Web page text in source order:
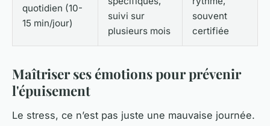
quotidien (10-
15 min/jour)
suivi sur
plusieurs mois
souvent
certifiée
Maîtriser ses émotions pour prévenir
l'épuisement
Le stress, ce n’est pas juste une mauvaise journée.